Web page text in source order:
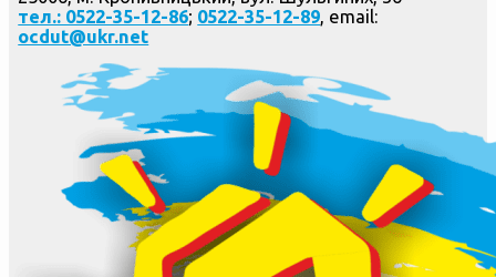
тел.: 0522-35-12-86; 0522-35-12-89, email:
ocdut@ukr.net